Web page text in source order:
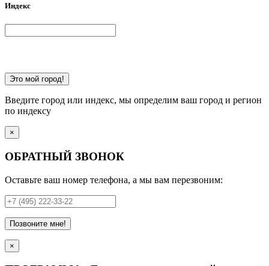
Индекс
Это мой город!
Введите город или индекс, мы определим ваш город и регион
по индексу
×
ОБРАТНЫЙ ЗВОНОК
Оставьте ваш номер телефона, а мы вам перезвоним:
Позвоните мне!
×